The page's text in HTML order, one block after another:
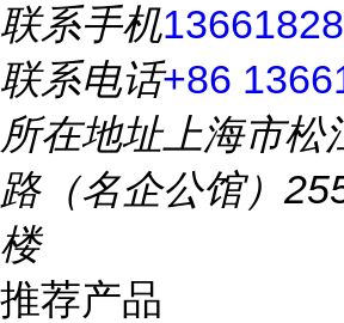
联系手机
联系电话+86
所在地址上海市松
路（名企公馆）
楼
推荐产品